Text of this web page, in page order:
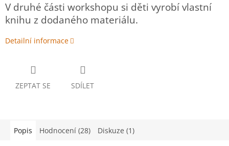
V druhé části workshopu si děti vyrobí vlastní
knihu z dodaného materiálu.
Detailní informace
ZEPTAT SE SDÍLET
Popis Hodnocení (28) Diskuze (1)